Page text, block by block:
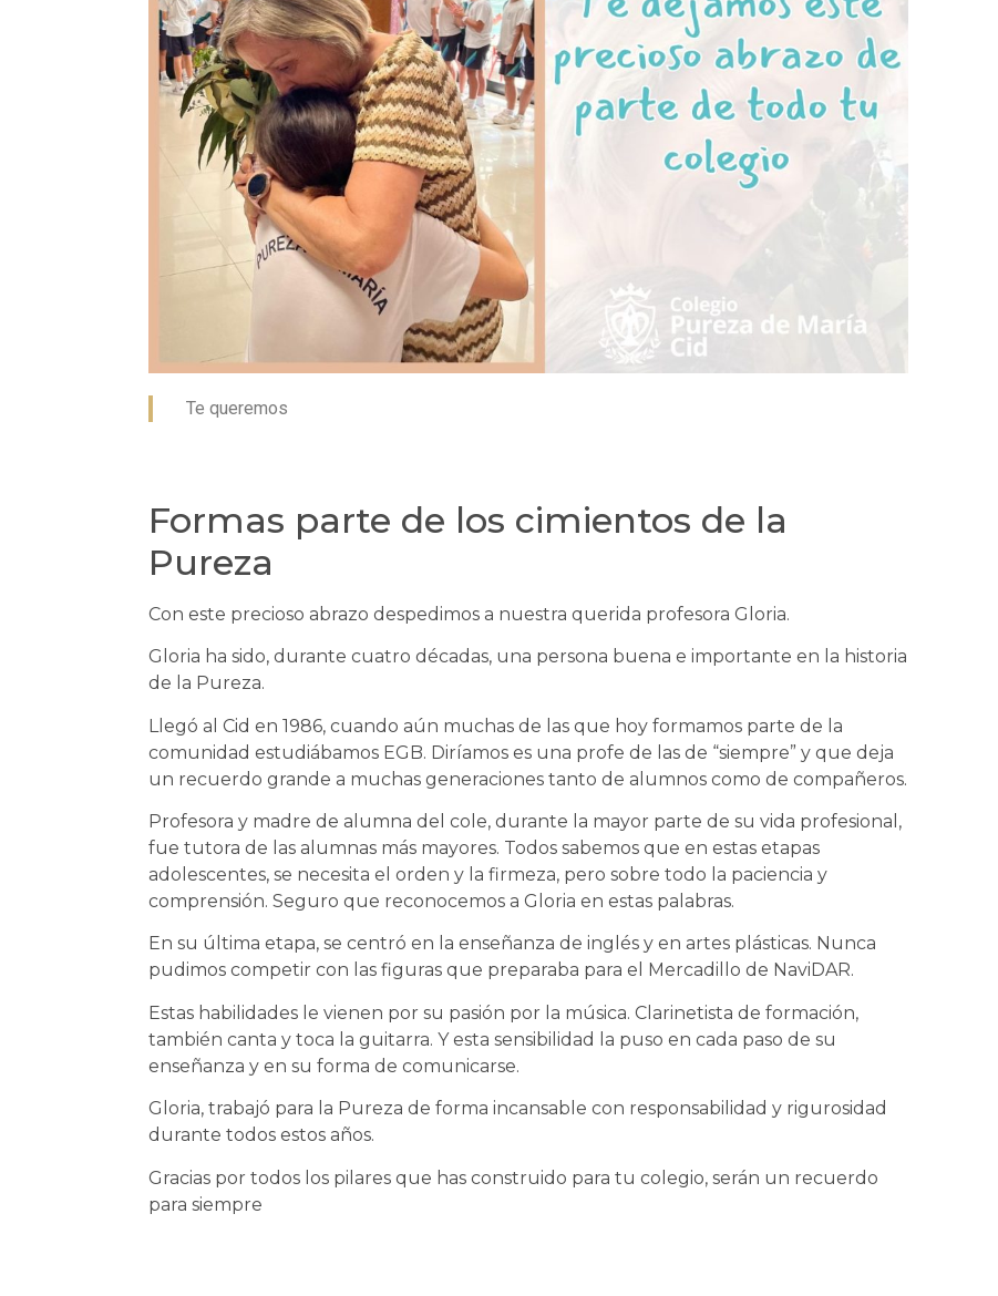
Te queremos
Formas parte de los cimientos de la
Pureza
Con este precioso abrazo despedimos a nuestra querida profesora Gloria.
Gloria ha sido, durante cuatro décadas, una persona buena e importante en la historia
de la Pureza.
Llegó al Cid en 1986, cuando aún muchas de las que hoy formamos parte de la
comunidad estudiábamos EGB. Diríamos es una profe de las de “siempre” y que deja
un recuerdo grande a muchas generaciones tanto de alumnos como de compañeros.
Profesora y madre de alumna del cole, durante la mayor parte de su vida profesional,
fue tutora de las alumnas más mayores. Todos sabemos que en estas etapas
adolescentes, se necesita el orden y la firmeza, pero sobre todo la paciencia y
comprensión. Seguro que reconocemos a Gloria en estas palabras.
En su última etapa, se centró en la enseñanza de inglés y en artes plásticas. Nunca
pudimos competir con las figuras que preparaba para el Mercadillo de NaviDAR.
Estas habilidades le vienen por su pasión por la música. Clarinetista de formación,
también canta y toca la guitarra. Y esta sensibilidad la puso en cada paso de su
enseñanza y en su forma de comunicarse.
Gloria, trabajó para la Pureza de forma incansable con responsabilidad y rigurosidad
durante todos estos años.
Gracias por todos los pilares que has construido para tu colegio, serán un recuerdo
para siempre